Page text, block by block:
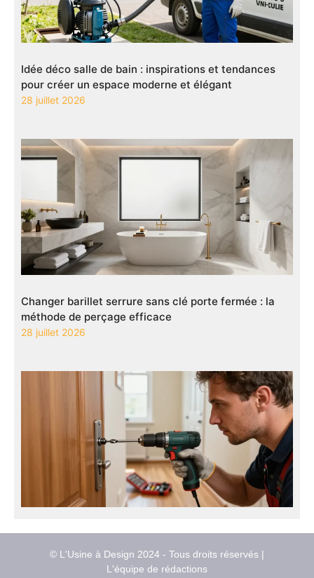
Idée déco salle de bain : inspirations et tendances
pour créer un espace moderne et élégant
28 juillet 2026
Changer barillet serrure sans clé porte fermée : la
méthode de perçage efficace
28 juillet 2026
© L'Usine à Design 2024 - Tous droits réservés |
L'équipe de rédactions